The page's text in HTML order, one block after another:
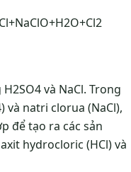
và NaCl. Trong
và natri clorua (NaCl),
để tạo ra các sản
hydrocloric (HCl) và